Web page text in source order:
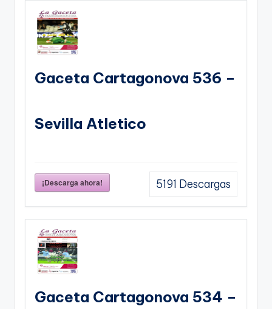
Gaceta Cartagonova 536 –
Sevilla Atletico
¡Descarga ahora! 5191 Descargas
Gaceta Cartagonova 534 –